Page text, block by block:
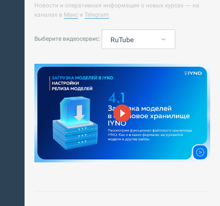
Новости и оперативная информация о новых курсах — на
каналах в Макс и Telegram.
Выберите видеосервис: RuTube